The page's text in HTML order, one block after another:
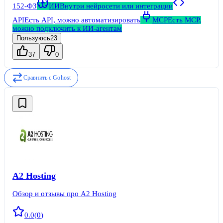
152-ФЗ
ИИВнутри нейросети или интеграции
APIЕсть API, можно автоматизировать MCPЕсть MCP,
можно подключить к ИИ-агентам
Пользуюсь23
37 0
Сравнить сGohost
A2 Hosting
Обзор и отзывы про A2 Hosting
0.0(0)